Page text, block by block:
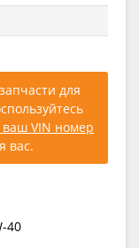
для
VIN номер
вас.
40